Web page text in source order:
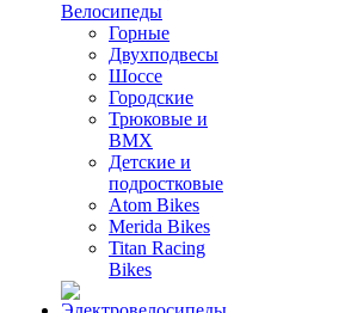
Велосипеды
Горные
Двухподвесы
Шоссе
Городские
Трюковые и
BMX
Детские и
подростковые
Atom Bikes
Merida Bikes
Titan Racing
Bikes